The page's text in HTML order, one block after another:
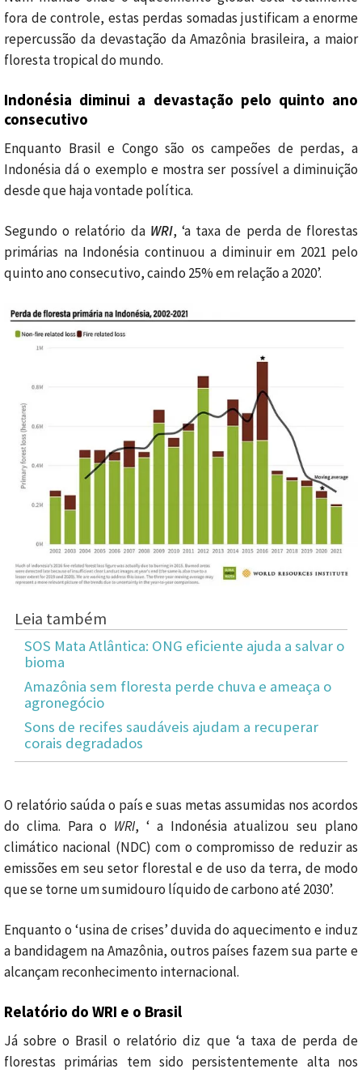
fora de controle, estas perdas somadas justificam a enorme
repercussão da devastação da Amazônia brasileira, a maior
floresta tropical do mundo.
Indonésia diminui a devastação pelo quinto ano
consecutivo
Enquanto Brasil e Congo são os campeões de perdas, a
Indonésia dá o exemplo e mostra ser possível a diminuição
desde que haja vontade política.
Segundo o relatório da WRI, ‘a taxa de perda de florestas
primárias na Indonésia continuou a diminuir em 2021 pelo
quinto ano consecutivo, caindo 25% em relação a 2020’.
Leia também
SOS Mata Atlântica: ONG eficiente ajuda a salvar o
bioma
Amazônia sem floresta perde chuva e ameaça o
agronegócio
Sons de recifes saudáveis ajudam a recuperar
corais degradados
O relatório saúda o país e suas metas assumidas nos acordos
do clima. Para o WRI, ‘ a Indonésia atualizou seu plano
climático nacional (NDC) com o compromisso de reduzir as
emissões em seu setor florestal e de uso da terra, de modo
que se torne um sumidouro líquido de carbono até 2030’.
Enquanto o ‘usina de crises’ duvida do aquecimento e induz
a bandidagem na Amazônia, outros países fazem sua parte e
alcançam reconhecimento internacional.
Relatório do WRI e o Brasil
Já sobre o Brasil o relatório diz que ‘ataxa de perda de
florestas primárias tem sido persistentemente alta nos